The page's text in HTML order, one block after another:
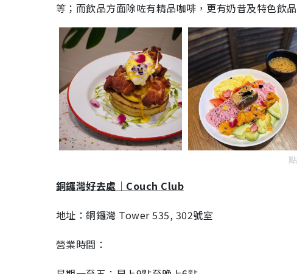
等；而飲品方面除咗有精品咖啡，更有奶昔及特色飲
銅鑼灣好去處｜Couch Club
地址：銅鑼灣 Tower 535, 302號室
營業時間：